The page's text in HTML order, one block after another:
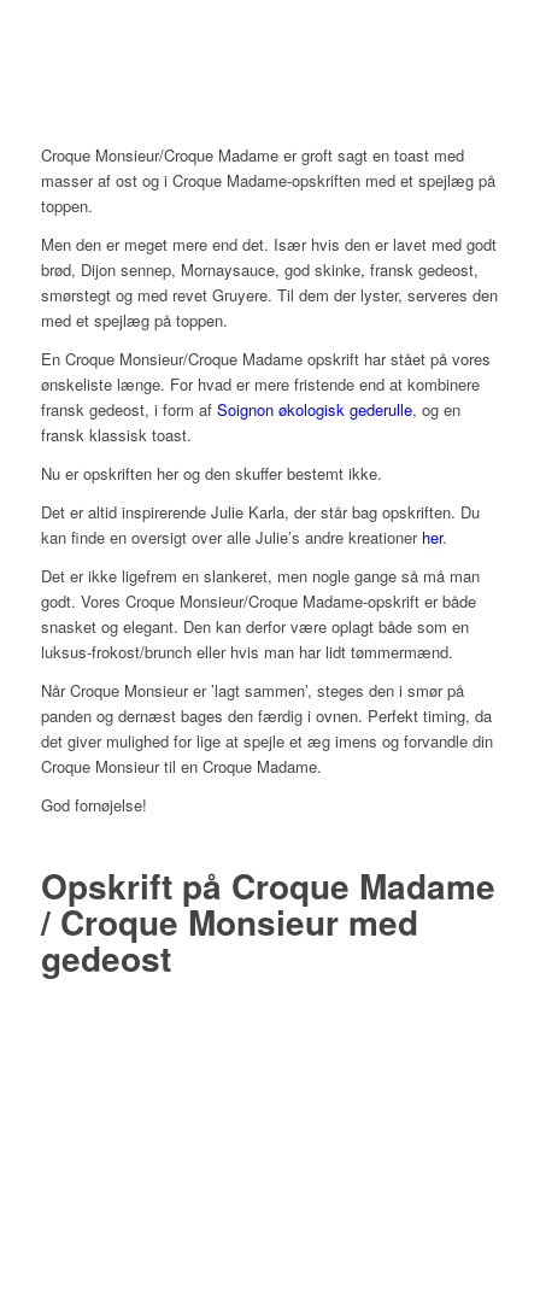
Croque Monsieur/Croque Madame er groft sagt en toast med
masser af ost og i Croque Madame-opskriften med et spejlæg på
toppen.
Men den er meget mere end det. Især hvis den er lavet med godt
brød, Dijon sennep, Mornaysauce, god skinke, fransk gedeost,
smørstegt og med revet Gruyere. Til dem der lyster, serveres den
med et spejlæg på toppen.
En Croque Monsieur/Croque Madame opskrift har stået på vores
ønskeliste længe. For hvad er mere fristende end at kombinere
fransk gedeost, i form af Soignon økologisk gederulle, og en
fransk klassisk toast.
Nu er opskriften her og den skuffer bestemt ikke.
Det er altid inspirerende Julie Karla, der står bag opskriften. Du
kan finde en oversigt over alle Julie’s andre kreationer her.
Det er ikke ligefrem en slankeret, men nogle gange så må man
godt. Vores Croque Monsieur/Croque Madame-opskrift er både
snasket og elegant. Den kanderfor være oplagt både som en
luksus-frokost/brunch eller hvis man har lidt tømmermænd.
Når Croque Monsieur er ’lagt sammen’, steges den i smør på
panden og dernæst bages den færdig i ovnen. Perfekt timing, da
det giver mulighed for lige at spejle et æg imens og forvandle din
Croque Monsieur til en Croque Madame.
God fornøjelse!
Opskrift på Croque Madame
/ Croque Monsieur med
gedeost